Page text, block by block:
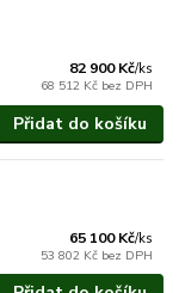
82 900 Kč/ks
68 512 Kč bez DPH
Přidat do košíku
65 100 Kč/ks
53 802 Kč bez DPH